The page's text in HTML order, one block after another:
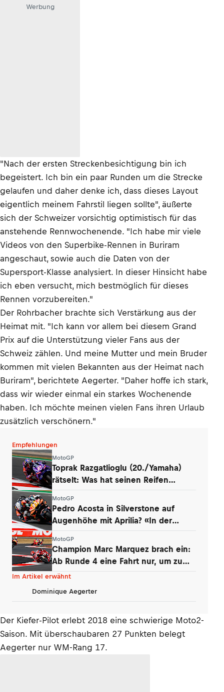
Werbung
"Nach der ersten Streckenbesichtigung bin ich
begeistert. Ich bin ein paar Runden um die Strecke
gelaufen und daher denke ich, dass dieses Layout
eigentlich meinem Fahrstil liegen sollte", äußerte
sich der Schweizer vorsichtig optimistisch für das
anstehende Rennwochenende. "Ich habe mir viele
Videos von den Superbike-Rennen in Buriram
angeschaut, sowie auch die Daten von der
Supersport-Klasse analysiert. In dieser Hinsicht habe
ich eben versucht, mich bestmöglich für dieses
Rennen vorzubereiten."
Der Rohrbacher brachte sich Verstärkung aus der
Heimat mit. "Ich kann vor allem bei diesem Grand
Prix auf die Unterstützung vieler Fans aus der
Schweiz zählen. Und meine Mutter und mein Bruder
kommen mit vielen Bekannten aus der Heimat nach
Buriram", berichtete Aegerter. "Daher hoffe ich stark,
dass wir wieder einmal ein starkes Wochenende
haben. Ich möchte meinen vielen Fans ihren Urlaub
zusätzlich verschönern."
Empfehlungen
MotoGP
Toprak Razgatlioglu (20./Yamaha)
rätselt: Was hat seinen Reifen
MotoGP
Pedro Acosta in Silverstone auf
Augenhöhe mit Aprilia? «In der
MotoGP
Champion Marc Marquez brach ein:
Ab Runde 4 eine Fahrt nur, um zu
überleben
Im Artikel erwähnt
Dominique Aegerter
Der Kiefer-Pilot erlebt 2018 eine schwierige Moto2-
Saison. Mit überschaubaren 27 Punkten belegt
Aegerter nur WM-Rang 17.